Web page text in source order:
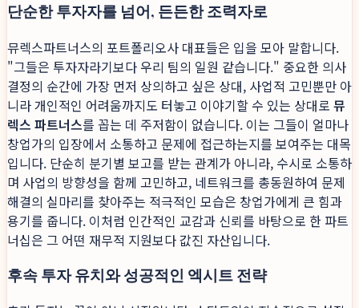
단순한 투자자를 넘어, 든든한 조력자로
뮤렉스파트너스의 포트폴리오사 대표들은 입을 모아 말합니다.
"그들은 투자자라기보다 우리 팀의 일원 같습니다." 중요한 의사
결정의 순간에 가장 먼저 상의하고 싶은 상대, 사업적 고민뿐만 아
니라 개인적인 어려움까지도 터놓고 이야기할 수 있는 상대로 뮤
렉스 파트너스를 꼽는 데 주저함이 없습니다. 이는 그들이 얼마나
창업가의 입장에서 소통하고 문제에 접근하는지를 보여주는 대목
입니다. 단순히 분기별 보고를 받는 관계가 아니라, 수시로 소통하
며 사업의 방향성을 함께 고민하고, 네트워크를 총동원하여 문제
해결의 실마리를 찾아주는 적극적인 모습은 창업가에게 큰 힘과
용기를 줍니다. 이처럼 인간적인 교감과 신뢰를 바탕으로 한 파트
너십은 그 어떤 재무적 지원보다 값진 자산입니다.
후속 투자 유치와 성공적인 엑시트 전략